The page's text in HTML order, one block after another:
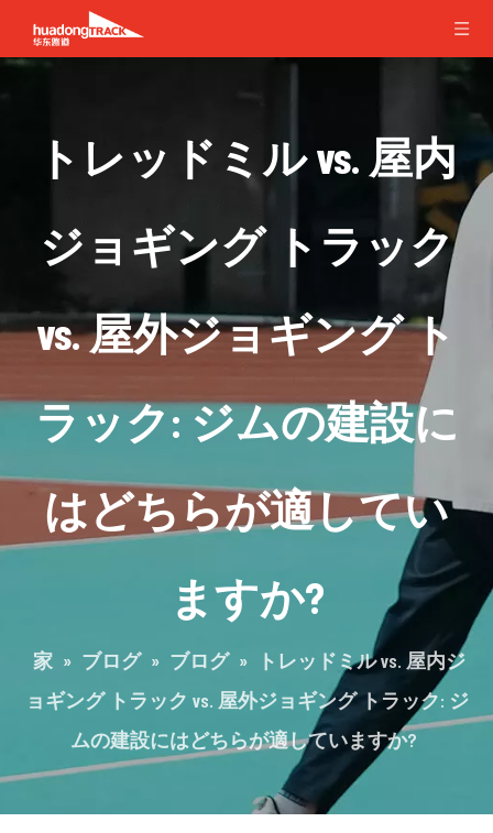
トレッドミル vs. 屋内
ジョギング トラック
vs. 屋外ジョギング ト
ラック: ジムの建設に
はどちらが適してい
ますか?
家 » ブログ » ブログ »
トレッドミル vs. 屋内ジ
ョギング トラック vs. 屋外ジョギング トラック: ジ
ムの建設にはどちらが適していますか?